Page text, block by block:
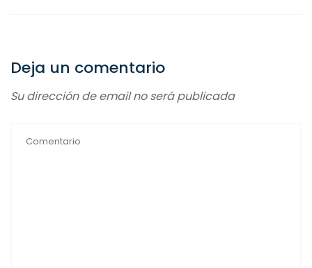
Deja un comentario
Su dirección de email no será publicada